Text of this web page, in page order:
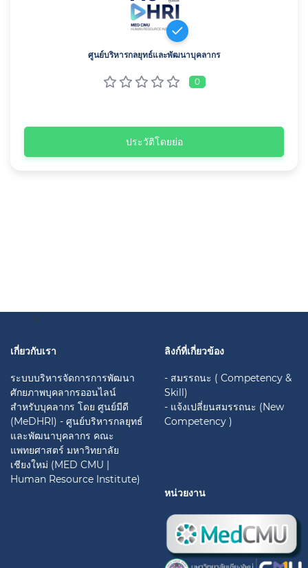
ศูนย์บริหารกลยุทธ์และพัฒนาบุคลากร
0
ประวัติโดยย่อ
l;
เกี่ยวกับเรา
ระบบบริหารจัดการการพัฒนา
ศักยภาพบุคลากรออนไลน์
สำหรับบุคลากร โดย ศูนย์มีดี
(MeDHRI) - ศูนย์บริหารกลยุทธ์
และพัฒนาบุคลากร คณะ
แพทยศาสตร์ มหาวิทยาลัย
เชียงใหม่ (MED CMU |
Human Resource Institute)
ลิงก์ที่เกี่ยวข้อง
- สมรรถนะ ( Competency &
Skill)
- แจ้งเปลี่ยนสมรรถนะ (New
Competency )
หน่วยงาน